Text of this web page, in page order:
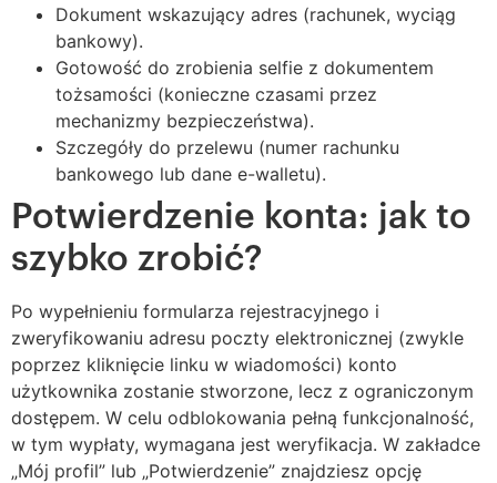
Dokument wskazujący adres (rachunek, wyciąg
bankowy).
Gotowość do zrobienia selfie z dokumentem
tożsamości (konieczne czasami przez
mechanizmy bezpieczeństwa).
Szczegóły do przelewu (numer rachunku
bankowego lub dane e-walletu).
Potwierdzenie konta: jak to
szybko zrobić?
Po wypełnieniu formularza rejestracyjnego i
zweryfikowaniu adresu poczty elektronicznej (zwykle
poprzez kliknięcie linku w wiadomości) konto
użytkownika zostanie stworzone, lecz z ograniczonym
dostępem. W celu odblokowania pełną funkcjonalność,
w tym wypłaty, wymagana jest weryfikacja. W zakładce
„Mój profil” lub „Potwierdzenie” znajdziesz opcję